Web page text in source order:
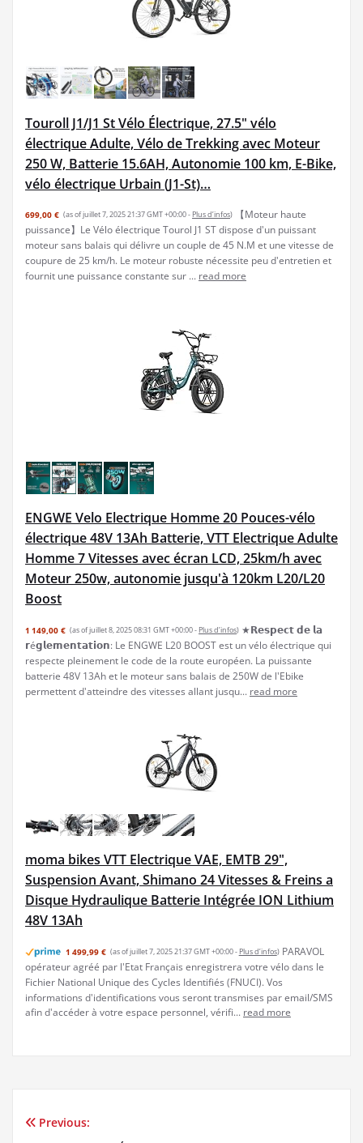
Touroll J1/J1 St Vélo Électrique, 27.5" vélo
électrique Adulte, Vélo de Trekking avec Moteur
250 W, Batterie 15.6AH, Autonomie 100 km, E-Bike,
vélo électrique Urbain (J1-St)…
699,00 € (as of juillet 7, 2025 21:37 GMT +00:00 - Plus d’infos)
【Moteur haute
puissance】Le Vélo électrique Tourol J1 ST dispose d'un puissant
moteur sans balais qui délivre un couple de 45 N.M et une vitesse de
coupure de 25 km/h. Le moteur robuste nécessite peu d'entretien et
fournit une puissance constante sur ... read more
ENGWE Velo Electrique Homme 20 Pouces-vélo
électrique 48V 13Ah Batterie, VTT Electrique Adulte
Homme 7 Vitesses avec écran LCD, 25km/h avec
Moteur 250w, autonomie jusqu'à 120km L20/L20
Boost
1 149,00 € (as of juillet 8, 2025 08:31 GMT +00:00 - Plus d’infos) ★𝗥𝗲𝘀𝗽𝗲𝗰𝘁 𝗱𝗲 𝗹𝗮
𝗿é𝗴𝗹𝗲𝗺𝗲𝗻𝘁𝗮𝘁𝗶𝗼𝗻: Le ENGWE L20 BOOST est un vélo électrique qui
respecte pleinement le code de la route européen. La puissante
batterie 48V 13Ah et le moteur sans balais de 250W de l'Ebike
permettent d'atteindre des vitesses allant jusqu... read more
moma bikes VTT Electrique VAE, EMTB 29",
Suspension Avant, Shimano 24 Vitesses & Freins a
Disque Hydraulique Batterie Intégrée ION Lithium
48V 13Ah
1 499,99 € (as of juillet 7, 2025 21:37 GMT +00:00 - Plus d’infos) PARAVOL
opérateur agréé par l'Etat Français enregistrera votre vélo dans le
Fichier National Unique des Cycles Identifiés (FNUCI). Vos
informations d'identifications vous seront transmises par email/SMS
afin d'accéder à votre espace personnel, vérifi... read more
Navigation
Previous: